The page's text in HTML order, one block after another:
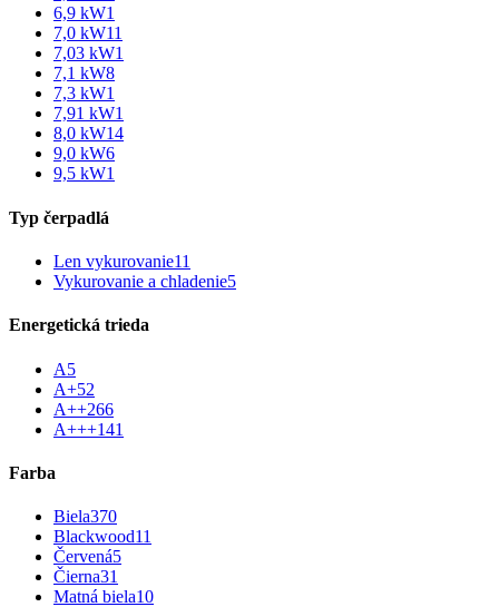
6,9 kW1
7,0 kW11
7,03 kW1
7,1 kW8
7,3 kW1
7,91 kW1
8,0 kW14
9,0 kW6
9,5 kW1
Typ čerpadlá
Len vykurovanie11
Vykurovanie a chladenie5
Energetická trieda
A5
A+52
A++266
A+++141
Farba
Biela370
Blackwood11
Červená5
Čierna31
Matná biela10